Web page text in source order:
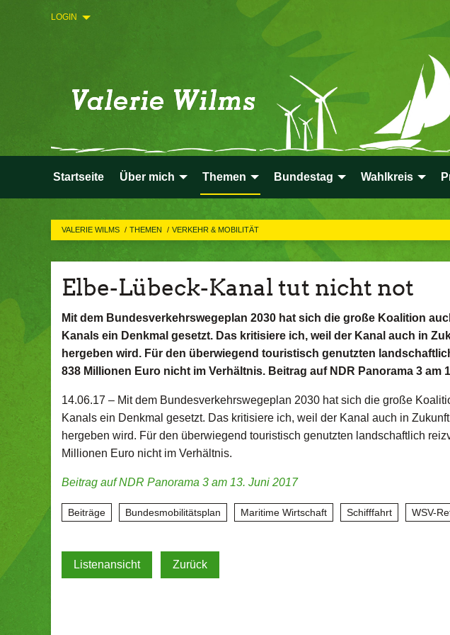
LOGIN
Startseite Über mich Themen Bundestag Wahlkreis
VALERIE WILMS THEMEN VERKEHR & MOBILITÄT
Elbe-Lübeck-Kanal tut nicht not
Mit dem Bundesverkehrswegeplan 2030 hat sich die große Koalition
Kanals ein Denkmal gesetzt. Das kritisiere ich, weil der Kanal auch in
hergeben wird. Für den überwiegend touristisch genutzten
838 Millionen Euro nicht im Verhältnis. Beitrag auf NDR Panorama 3 am
14.06.17 – Mit dem Bundesverkehrswegeplan 2030 hat sich die große
Kanals ein Denkmal gesetzt. Das kritisiere ich, weil der Kanal auch in
hergeben wird. Für den überwiegend touristisch genutzten landschaftlich
Millionen Euro nicht im Verhältnis.
Beitrag auf NDR Panorama 3 am 13. Juni 2017
Beiträge Bundesmobilitätsplan Maritime Wirtschaft Schifffahrt WSV-
Listenansicht Zurück